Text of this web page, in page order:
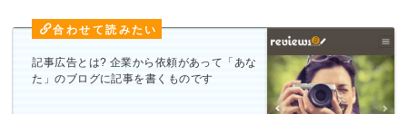
記事広告とは? 企業から依頼があって「あな
た」のブログに記事を書くものです